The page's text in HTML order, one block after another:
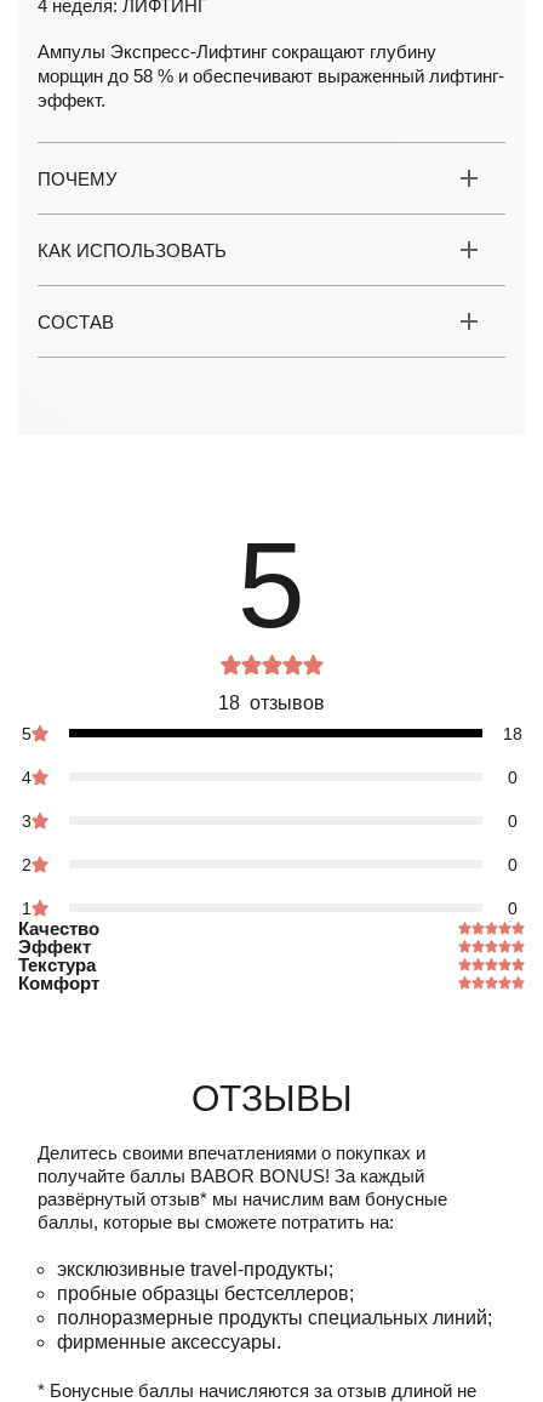
4 неделя: ЛИФТИНГ
Ампулы Экспресс-Лифтинг сокращают глубину
морщин до 58 % и обеспечивают выраженный лифтинг-
эффект.
ПОЧЕМУ
КАК ИСПОЛЬЗОВАТЬ
СОСТАВ
5
18 отзывов
5 18
4 0
3 0
2 0
1 0
Качество
Эффект
Текстура
Комфорт
Отзывы
Делитесь своими впечатлениями о покупках и
получайте баллы BABOR BONUS! За каждый
развёрнутый отзыв* мы начислим вам бонусные
баллы, которые вы сможете потратить на:
эксклюзивные travel-продукты;
пробные образцы бестселлеров;
полноразмерные продукты специальных линий;
фирменные аксессуары.
* Бонусные баллы начисляются за отзыв длиной не